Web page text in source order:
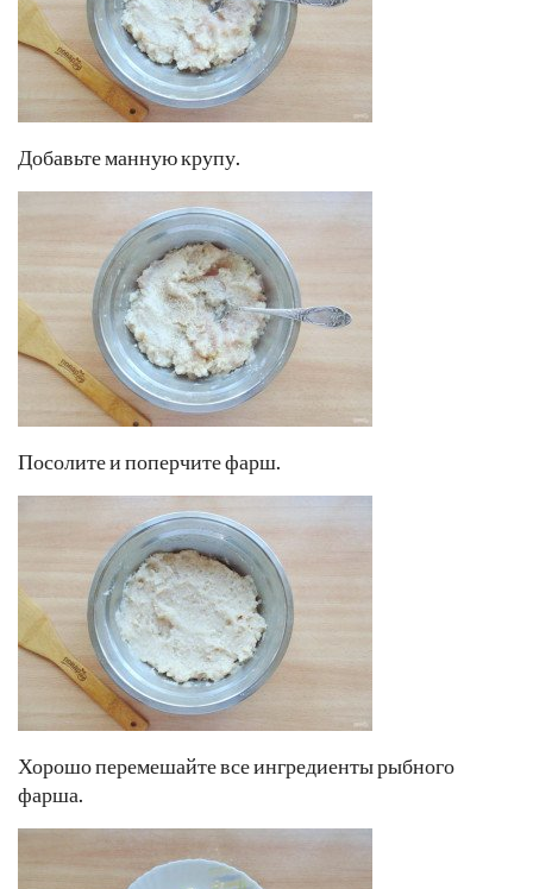
Добавьте манную крупу.
Посолите и поперчите фарш.
Хорошо перемешайте все ингредиенты рыбного
фарша.